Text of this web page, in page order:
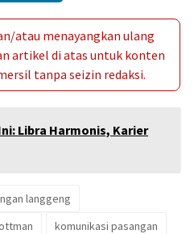
atau menayangkan ulang
artikel di atas untuk konten
tanpa seizin redaksi.
Libra Harmonis, Karier
langgeng
komunikasi pasangan